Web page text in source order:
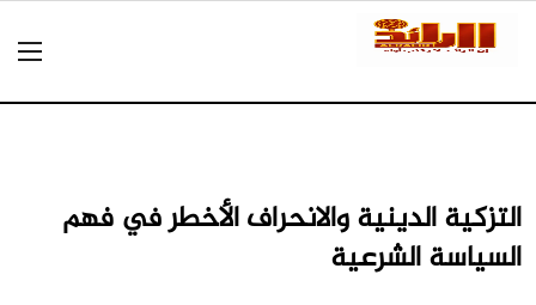
التزكية الدينية والانحراف الأخطر في فهم
السياسة الشرعية